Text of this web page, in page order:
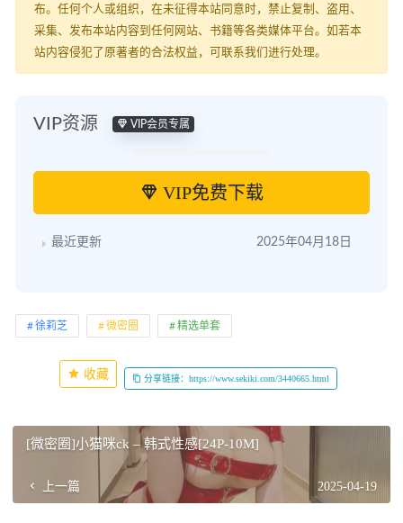
布。任何个人或组织，在未征得本站同意时，禁止复制、盗用、
采集、发布本站内容到任何网站、书籍等各类媒体平台。如若本
站内容侵犯了原著者的合法权益，可联系我们进行处理。
VIP资源 VIP会员专属
VIP免费下载
最近更新 2025年04月18日
徐莉芝 微密圈 精选单套
收藏 分享链接：https://www.sekiki.com/3440665.html
[微密圈]小猫咪ck – 韩式性感[24P-10M]
上一篇 2025-04-19